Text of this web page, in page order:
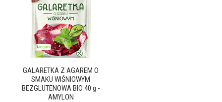
GALARETKA Z AGAREM O
SMAKU WIŚNIOWYM
BEZGLUTENOWA BIO 40 g -
AMYLON